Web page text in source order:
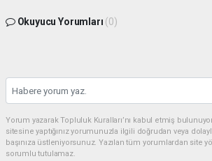
Okuyucu Yorumları (0)
Yorum yazarak Topluluk Kuralları’nı kabul etmiş
sitesine yaptığınız yorumunuzla ilgili doğrudan veya
başınıza üstleniyorsunuz. Yazılan tüm yorumlardan site
sorumlu tutulamaz.